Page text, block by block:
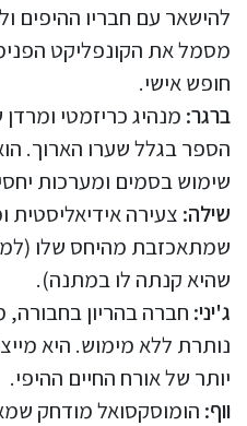
להישאר עם חבריו ההיפים
מסמל את הקונפליקט
חופש אישי.
ברגר: מנהיג כריזמטי
הספר בגלל שערו הארוך.
שימוש בסמים ומערכות
שילה: צעירה
שמתאכזבת מהיחס שלו
שהיא קנתה לו במתנה).
ג'יני: חברה בהריון
נותרת ללא מימוש. היא
יותר של אורח החיים ההיפי.
ווף: הומוסקסואל מודחק